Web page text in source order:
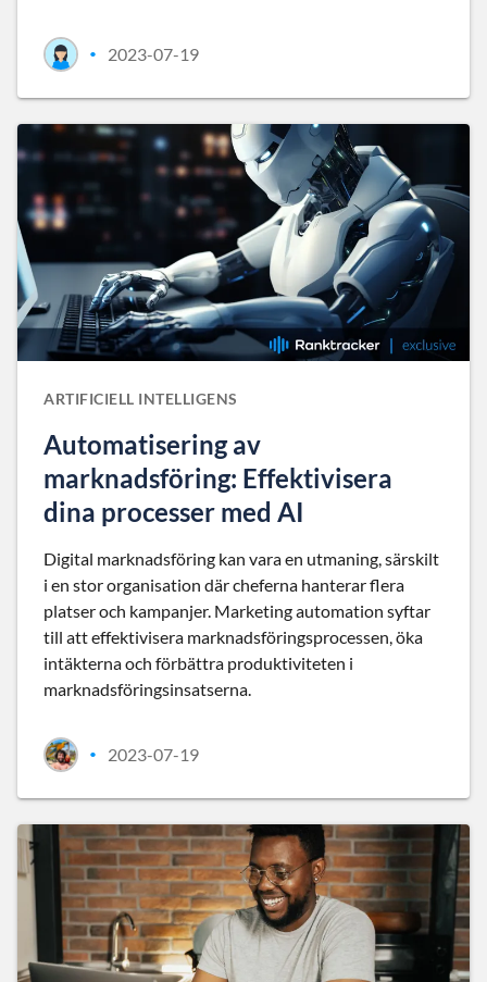
• 2023-07-19
ARTIFICIELL INTELLIGENS
Automatisering av
marknadsföring: Effektivisera
dina processer med AI
Digital marknadsföring kan vara en utmaning, särskilt
i en stor organisation där cheferna hanterar flera
platser och kampanjer. Marketing automation syftar
till att effektivisera marknadsföringsprocessen, öka
intäkterna och förbättra produktiviteten i
marknadsföringsinsatserna.
• 2023-07-19